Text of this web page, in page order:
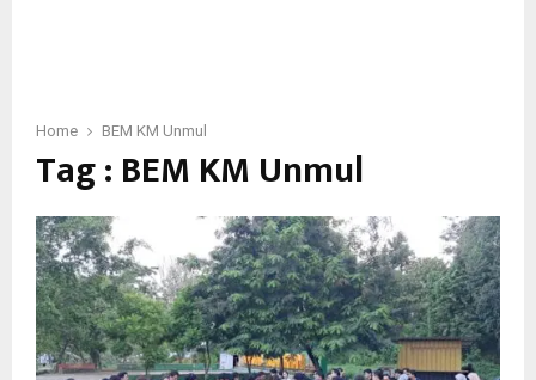
Home BEM KM Unmul
Tag : BEM KM Unmul